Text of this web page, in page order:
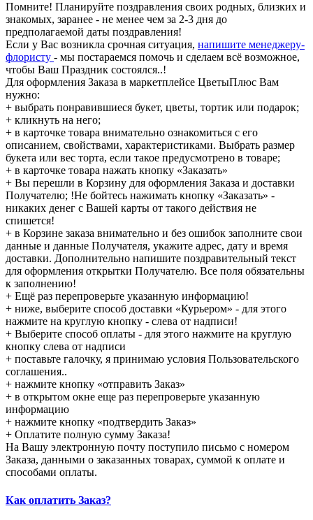
Помните! Планируйте поздравления своих родных, близких и
знакомых, заранее - не менее чем за 2-3 дня до
предполагаемой даты поздравления!
Если у Вас возникла срочная ситуация, напишите менеджеру-
флористу - мы постараемся помочь и сделаем всё возможное,
чтобы Ваш Праздник состоялся..!
Для оформления Заказа в маркетплейсе ЦветыПлюс Вам
нужно:
+ выбрать понравившиеся букет, цветы, тортик или подарок;
+ кликнуть на него;
+ в карточке товара внимательно ознакомиться с его
описанием, свойствами, характеристиками. Выбрать размер
букета или вес торта, если такое предусмотрено в товаре;
+ в карточке товара нажать кнопку «Заказать»
+ Вы перешли в Корзину для оформления Заказа и доставки
Получателю; !Не бойтесь нажимать кнопку «Заказать» -
никаких денег с Вашей карты от такого действия не
спишется!
+ в Корзине заказа внимательно и без ошибок заполните свои
данные и данные Получателя, укажите адрес, дату и время
доставки. Дополнительно напишите поздравительный текст
для оформления открытки Получателю. Все поля обязательны
к заполнению!
+ Ещё раз перепроверьте указанную информацию!
+ ниже, выберите способ доставки «Курьером» - для этого
нажмите на круглую кнопку - слева от надписи!
+ Выберите способ оплаты - для этого нажмите на круглую
кнопку слева от надписи
+ поставьте галочку, я принимаю условия Пользовательского
соглашения..
+ нажмите кнопку «отправить Заказ»
+ в открытом окне еще раз перепроверьте указанную
информацию
+ нажмите кнопку «подтвердить Заказ»
+ Оплатите полную сумму Заказа!
На Вашу электронную почту поступило письмо с номером
Заказа, данными о заказанных товарах, суммой к оплате и
способами оплаты.
Как оплатить Заказ?